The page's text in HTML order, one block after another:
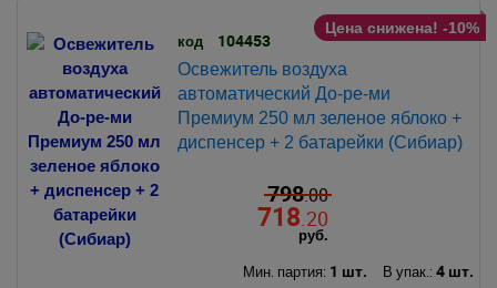
Цена снижена! -10%
код 104453
Освежитель воздуха
автоматический До-ре-ми
Премиум 250 мл зеленое яблоко +
диспенсер + 2 батарейки (Сибиар)
798.00
718 .20
руб.
Мин. партия: 1 шт. В упак.: 4 шт.